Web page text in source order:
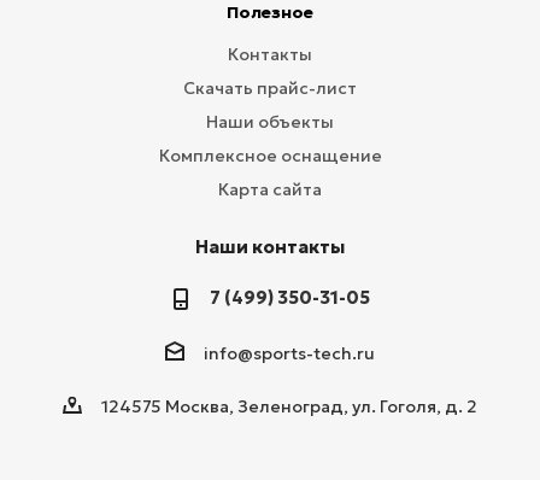
Полезное
Контакты
Скачать прайс-лист
Наши объекты
Комплексное оснащение
Карта сайта
Наши контакты
7 (499) 350-31-05
info@sports-tech.ru
124575 Москва, Зеленоград, ул. Гоголя, д. 2